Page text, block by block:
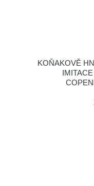
KOŇAKOVĚ